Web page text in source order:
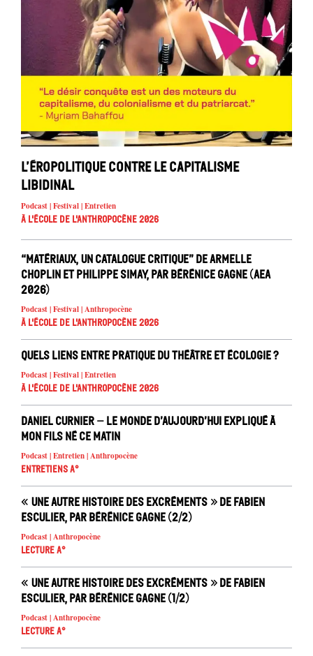
L’éropolitique contre le capitalisme
libidinal
Podcast | Festival | Entretien
À l'école de l'Anthropocène 2026
“Matériaux, un catalogue critique” de Armelle
Choplin et Philippe Simay, par Bérénice Gagne (AEA
2026)
Podcast | Festival | Anthropocène
À l'école de l'Anthropocène 2026
Quels liens entre pratique du théâtre et écologie ?
Podcast | Festival | Entretien
À l'école de l'Anthropocène 2026
Daniel Curnier – Le Monde d’aujourd’hui expliqué à
mon fils né ce matin
Podcast | Entretien | Anthropocène
Entretiens A°
« Une autre histoire des excréments » de Fabien
Esculier, par Bérénice Gagne (2/2)
Podcast | Anthropocène
Lecture A°
« Une autre histoire des excréments » de Fabien
Esculier, par Bérénice Gagne (1/2)
Podcast | Anthropocène
Lecture A°